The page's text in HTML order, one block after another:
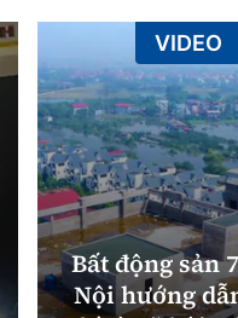
Bất động sản
Nội hướng
VIDEO